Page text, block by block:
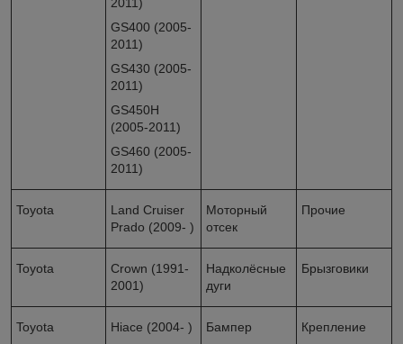
2011)
GS400 (2005-
2011)
GS430 (2005-
2011)
GS450H
(2005-2011)
GS460 (2005-
2011)
Toyota
Land Cruiser
Prado (2009- )
Моторный
отсек
Прочие
Toyota
Crown (1991-
2001)
Надколёсные
дуги
Брызговики
Toyota Hiace (2004- ) Бампер Крепление